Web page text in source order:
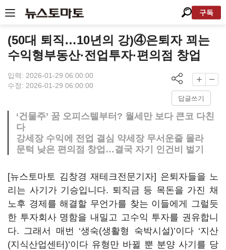
구독
(50대 퇴직…10년의 강)④은퇴자 꾀는
수익형부동산·전업투자·편의점 창업
입력: 2026-01-29 06:00:00
수정: 2026-01-29 06:00:00
답글쓰기
‘건물주’ 꿈 오피스텔부터? 월세만 보다 큰코 다친
다
강세장 수익에 전업 결심 약세장 무서운줄 몰라
문턱 낮은 편의점 창업…결국 자기 인건비 벌기
[뉴스토마토 김창경 재테크전문기자] 은퇴자들을 노
리는 사기가 기승입니다. 퇴직금 등 목돈을 가진 채
노후 경제를 해결할 무언가를 찾는 이들에게 그럴듯
한 투자회사 명함을 내밀고 고수익 투자를 권유합니
다. 그래서 매번 ‘생숙(생활형 숙박시설)’이다 ‘지산
(지식산업센터)’이다 유형만 바뀔 뿐 분양 사기를 당